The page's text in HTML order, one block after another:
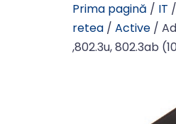
Prima pagină / IT /
retea / Active /
,802.3u, 802.3ab